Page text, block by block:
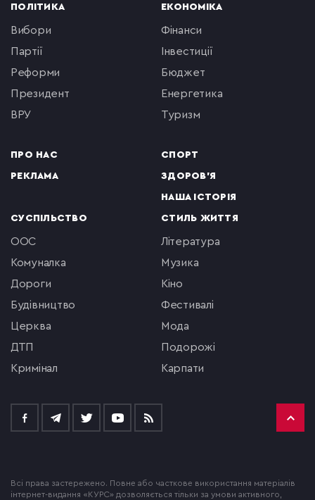
ПОЛІТИКА
вибори
партії
реформи
президент
ВРУ
ПРО НАС
РЕКЛАМА
ЕКОНОМІКА
фінанси
інвестиції
бюджет
енергетика
туризм
СПОРТ
ЗДОРОВ'Я
НАША ІСТОРІЯ
СУСПІЛЬСТВО
ООС
комуналка
Дороги
будівництво
церква
ДТП
кримінал
СТИЛЬ ЖИТТЯ
література
музика
кіно
фестивалі
мода
подорожі
Карпати
Всі права застережено. Повне або часткове використання матеріалів
інтернет-видання «КУРС» дозволяється тільки за умови активного,